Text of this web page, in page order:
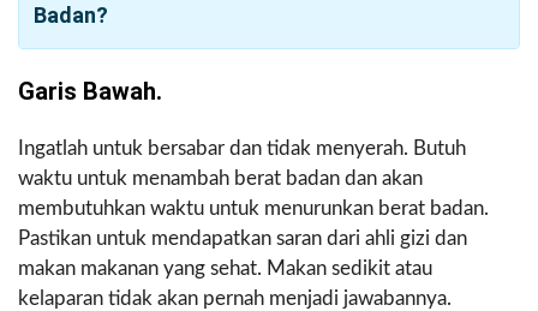
Badan?
Garis Bawah.
Ingatlah untuk bersabar dan tidak menyerah. Butuh
waktu untuk menambah berat badan dan akan
membutuhkan waktu untuk menurunkan berat badan.
Pastikan untuk mendapatkan saran dari ahli gizi dan
makan makanan yang sehat. Makan sedikit atau
kelaparan tidak akan pernah menjadi jawabannya.